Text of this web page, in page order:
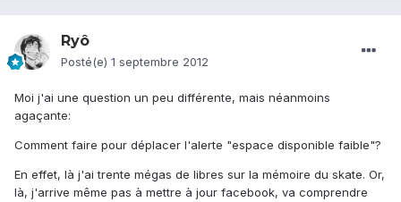
Ryô
Posté(e) 1 septembre 2012
Moi j'ai une question un peu différente, mais néanmoins
agaçante:
Comment faire pour déplacer l'alerte "espace disponible faible"?
En effet, là j'ai trente mégas de libres sur la mémoire du skate. Or,
là, j'arrive même pas à mettre à jour facebook, va comprendre